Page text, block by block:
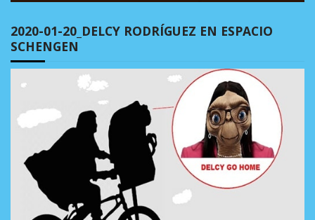
2020-01-20_DELCY RODRÍGUEZ EN ESPACIO
SCHENGEN